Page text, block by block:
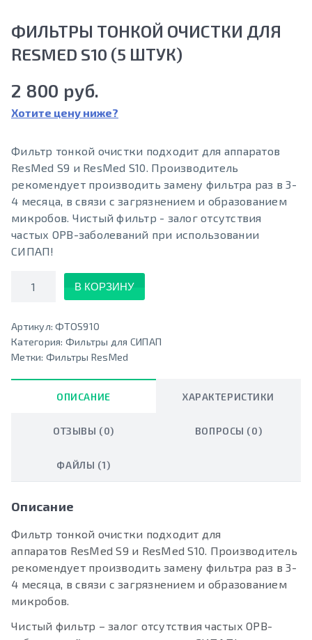
ФИЛЬТРЫ ТОНКОЙ ОЧИСТКИ ДЛЯ
RESMED S10 (5 ШТУК)
2 800 руб.
Хотите цену ниже?
Фильтр тонкой очистки подходит для аппаратов
ResMed S9 и ResMed S10. Производитель
рекомендует производить замену фильтра раз в 3-
4 месяца, в связи с загрязнением и образованием
микробов. Чистый фильтр - залог отсутствия
частых ОРВ-заболеваний при использовании
СИПАП!
Количество
В КОРЗИНУ
Артикул:ФТОS910
Категория: Фильтры для СИПАП
Метки: Фильтры ResMed
ОПИСАНИЕ ХАРАКТЕРИСТИКИ
ОТЗЫВЫ (0) ВОПРОСЫ (0)
ФАЙЛЫ (1)
Описание
Фильтр тонкой очистки подходит для
аппаратов ResMed S9 и ResMed S10. Производитель
рекомендует производить замену фильтра раз в 3-
4 месяца, в связи с загрязнением и образованием
микробов.
Чистый фильтр – залог отсутствия частых ОРВ-